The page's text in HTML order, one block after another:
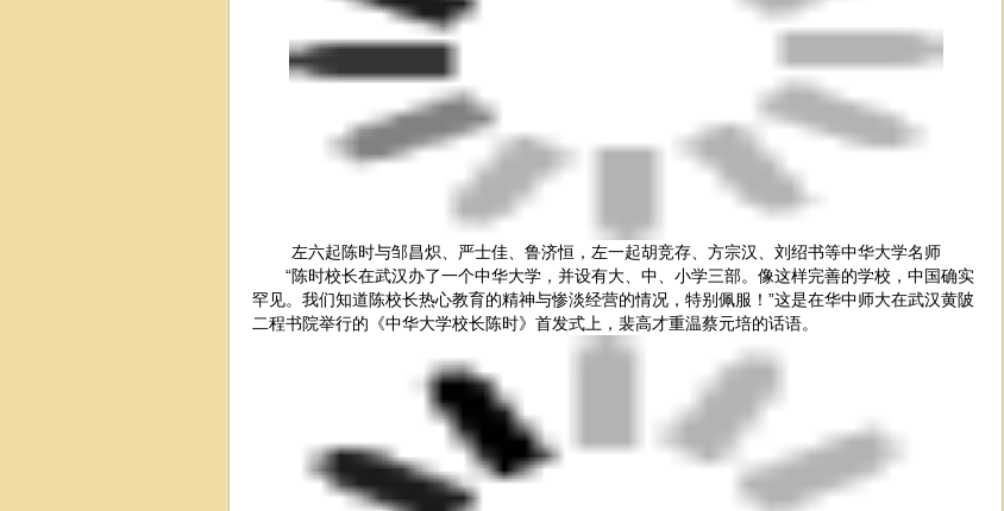
左六起陈时与邹昌炽、严士佳、鲁济恒，左一起胡竞存、方宗汉、刘绍书等中华大学名师
“陈时校长在武汉办了一个中华大学，并设有大、中、小学三部。像这样完善的学校，中国确实
罕见。我们知道陈校长热心教育的精神与惨淡经营的情况，特别佩服！”这是在华中师大在武汉黄陂
二程书院举行的《中华大学校长陈时》首发式上，裴高才重温蔡元培的话语。